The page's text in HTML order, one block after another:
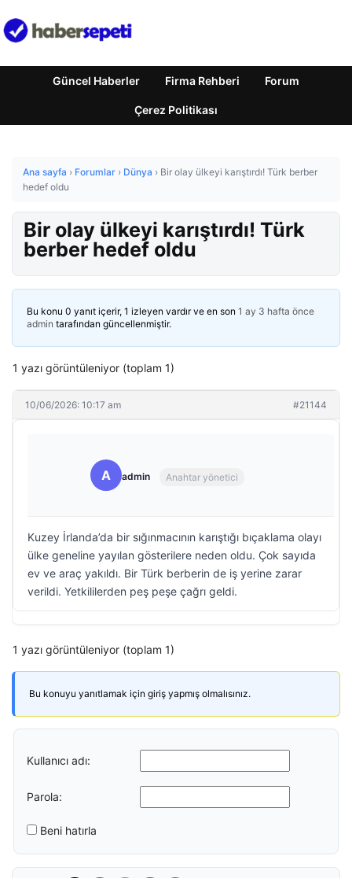
Güncel Haberler Firma Rehberi Forum
Çerez Politikası
Ana sayfa › Forumlar › Dünya › Bir olay ülkeyi karıştırdı! Türk berber
hedef oldu
Bir olay ülkeyi karıştırdı! Türk
berber hedef oldu
Bu konu 0 yanıt içerir, 1 izleyen vardır ve en son 1 ay 3 hafta önce
admin tarafından güncellenmiştir.
1 yazı görüntüleniyor (toplam 1)
10/06/2026: 10:17 am #21144
A admin Anahtar yönetici
Kuzey İrlanda’da bir sığınmacının karıştığı bıçaklama olayı
ülke geneline yayılan gösterilere neden oldu. Çok sayıda
ev ve araç yakıldı. Bir Türk berberin de iş yerine zarar
verildi. Yetkililerden peş peşe çağrı geldi.
1 yazı görüntüleniyor (toplam 1)
Bu konuyu yanıtlamak için giriş yapmış olmalısınız.
Kullanıcı adı:
Parola:
Beni hatırla